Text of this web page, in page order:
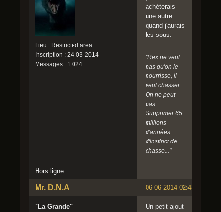
Lieu : Restricted area
Inscription : 24-03-2014
Messages : 1 024
achèterais
une autre
quand j'aurais
les sous.
"Rex ne veut
pas qu'on le
nourrisse, il
veut chasser.
On ne peut
pas...
Supprimer 65
millions
d'années
d'instinct de
chasse..."
Hors ligne
#5
06-06-2014 02:48:08
Mr. D.N.A
"La Grande"
Un petit ajout